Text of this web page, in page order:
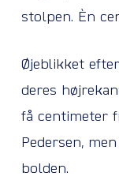
stolpen. Èn
Øjeblikket
deres
få centimeter
Pedersen,
bolden.